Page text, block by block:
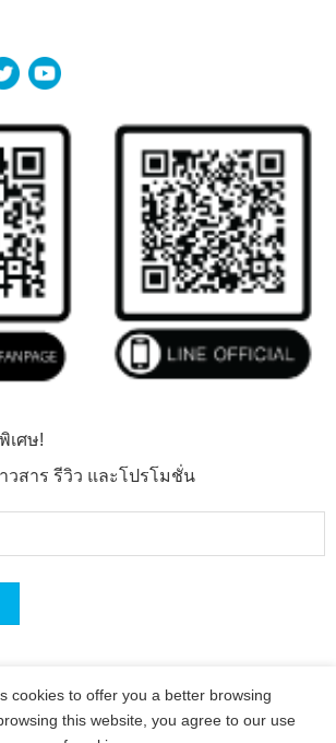
เศษ!
วสาร รีวิว และโปรโมชั่น
cookies to offer you a better browsing
this website, you agree to our use